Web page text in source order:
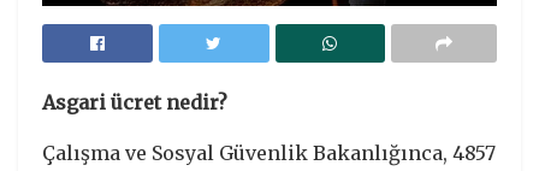
Asgari ücret nedir?
Çalışma ve Sosyal Güvenlik Bakanlığınca, 4857